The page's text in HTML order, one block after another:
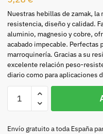
Nuestras hebillas de zamak,
resistencia, diseño y calidad.
aluminio, magnesio y cobre,
acabado impecable. Perfectas
marroquinería. Gracias a su
excelente relación peso-
diario como para aplicaciones
30mm
9166
Envío gratuito a toda España